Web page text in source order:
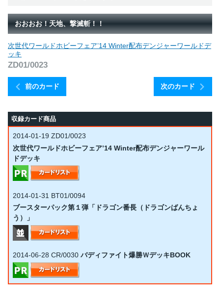
おおおお！天地、撃滅斬！！
前のカード
次世代ワールドホビーフェア’14 Winter配布デンジャーワールドデ
ッキ
ZD01/0023
次のカード
収録カード商品
2014-01-19 ZD01/0023
次世代ワールドホビーフェア’14 Winter配布デンジャーワール
ドデッキ
2014-01-31 BT01/0094
ブースターパック第１弾「ドラゴン番長（ドラゴンばんちょ
う）」
2014-06-28 CR/0030 バディファイト爆勝ＷデッキBOOK